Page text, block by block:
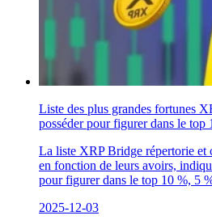
Liste des plus grandes fortunes
posséder pour figurer dans le top
La liste XRP Bridge répertorie et
en fonction de leurs avoirs,
pour figurer dans le top 10 %, 5
2025-12-03